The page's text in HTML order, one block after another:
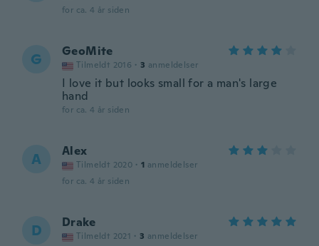
for ca. 4 år siden
G GeoMite
Tilmeldt 2016 · 3 anmeldelser
I love it but looks small for a man's large
hand
for ca. 4 år siden
A Alex
Tilmeldt 2020 · 1 anmeldelser
for ca. 4 år siden
D Drake
Tilmeldt 2021 · 3 anmeldelser